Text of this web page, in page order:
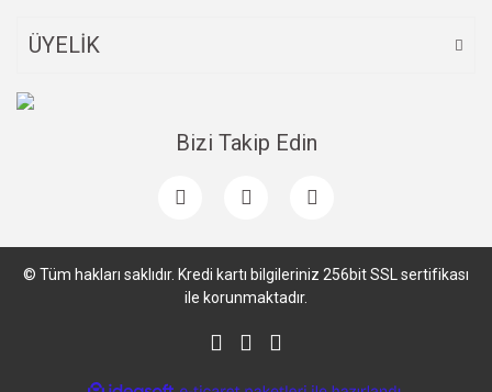
ÜYELİK
Bizi Takip Edin
© Tüm hakları saklıdır. Kredi kartı bilgileriniz 256bit SSL sertifikası
ile korunmaktadır.